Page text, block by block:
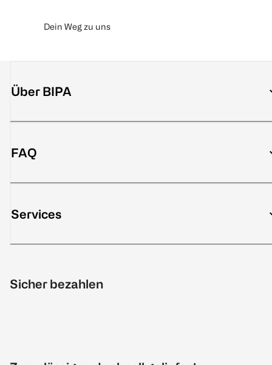
Dein Weg zu uns
Über BIPA
FAQ
Services
Sicher bezahlen